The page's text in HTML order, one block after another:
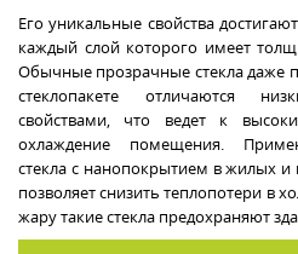
Его уникальные свойства
каждый слой которого имеет
Обычные прозрачные стекла даже
стеклопакете отличаются
свойствами, что ведет к
охлаждение помещения.
стекла с нанопокрытием в жилых
позволяет снизить теплопотери в
жару такие стекла предохраняют